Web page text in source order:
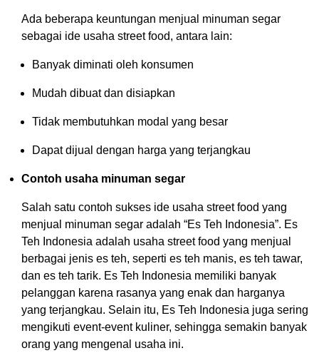
Ada beberapa keuntungan menjual minuman segar
sebagai ide usaha street food, antara lain:
Banyak diminati oleh konsumen
Mudah dibuat dan disiapkan
Tidak membutuhkan modal yang besar
Dapat dijual dengan harga yang terjangkau
Contoh usaha minuman segar
Salah satu contoh sukses ide usaha street food yang
menjual minuman segar adalah “Es Teh Indonesia”. Es
Teh Indonesia adalah usaha street food yang menjual
berbagai jenis es teh, seperti es teh manis, es teh tawar,
dan es teh tarik. Es Teh Indonesia memiliki banyak
pelanggan karena rasanya yang enak dan harganya
yang terjangkau. Selain itu, Es Teh Indonesia juga sering
mengikuti event-event kuliner, sehingga semakin banyak
orang yang mengenal usaha ini.